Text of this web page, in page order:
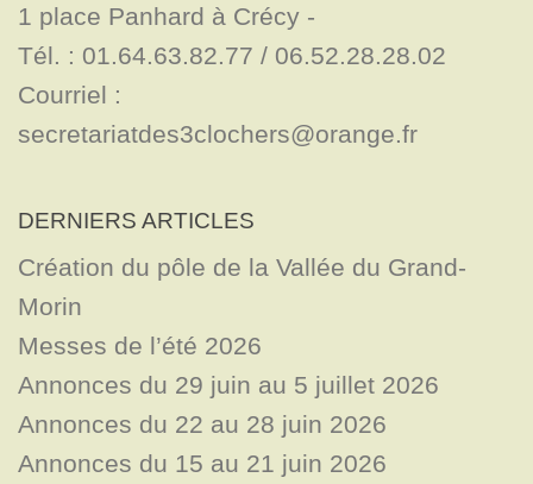
1 place Panhard à Crécy -
Tél. : 01.64.63.82.77 / 06.52.28.28.02
Courriel :
secretariatdes3clochers@orange.fr
DERNIERS ARTICLES
Création du pôle de la Vallée du Grand-
Morin
Messes de l’été 2026
Annonces du 29 juin au 5 juillet 2026
Annonces du 22 au 28 juin 2026
Annonces du 15 au 21 juin 2026